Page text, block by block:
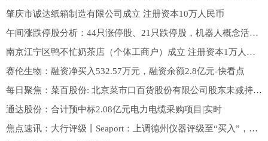
肇庆市诚达纸箱制造有限公司成立 注册资本10万人民币
午间涨跌停股分析：44只涨停股、21只跌停股，机器人概念活跃，大业股份、沃特股份涨停 今热点
南京江宁区鸭不忙奶茶店（个体工商户）成立 注册资本1万人民币
赛伦生物：融资净买入532.57万元，融资余额2.8亿元-快看点
每日聚焦：菜百股份: 北京菜市口百货股份有限公司股东未减持公司股份并提前终止减持计划的公告
通达股份：合计预中标2.08亿元电力电缆采购项目|实时
焦点速讯：大行评级丨Seaport：上调德州仪器评级至“买入”，目标价400美元